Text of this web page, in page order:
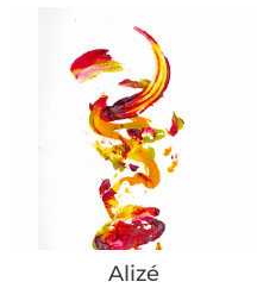
Alizé